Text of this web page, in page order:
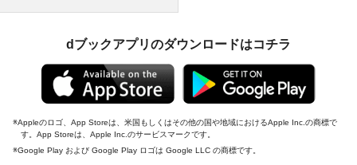
dブックアプリのダウンロードはコチラ
Appleのロゴ、App Storeは、米国もしくはその他の国や地域におけるApple Inc.の商標で
す。App Storeは、Apple Inc.のサービスマークです。
Google Play および Google Play ロゴは Google LLC の商標です。